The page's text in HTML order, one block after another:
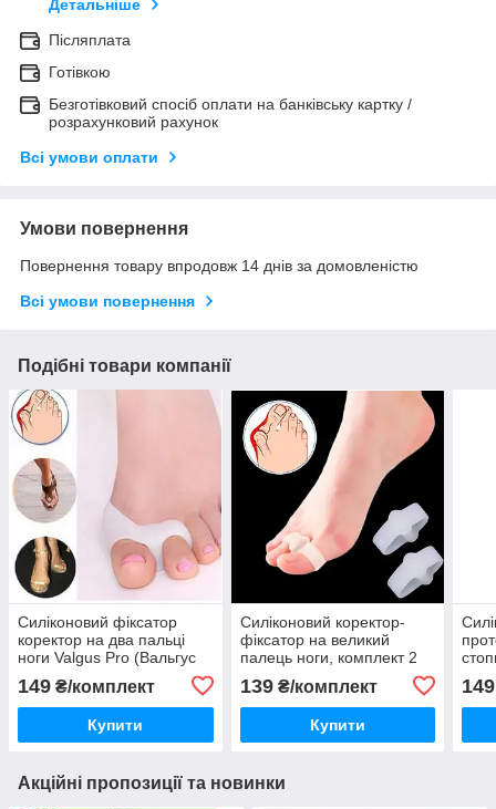
Детальніше
Післяплата
Готівкою
Безготівковий спосіб оплати на банківську картку /
розрахунковий рахунок
Всі умови оплати
Умови повернення
Повернення товару впродовж 14 днів за домовленістю
Всі умови повернення
Подібні товари компанії
Силіконовий фіксатор
коректор на два пальці
ноги Valgus Pro (Вальгус
149 ₴/комплект
Купити
Силіконовий коректор-
фіксатор на великий
палець ноги, комплект 2
139₴/комплект
Купити
149
Акційні пропозиції та новинки